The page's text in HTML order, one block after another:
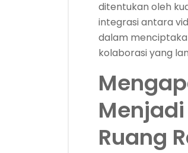
ditentukan oleh
integrasi antara
dalam
kolaborasi yang
Ruang